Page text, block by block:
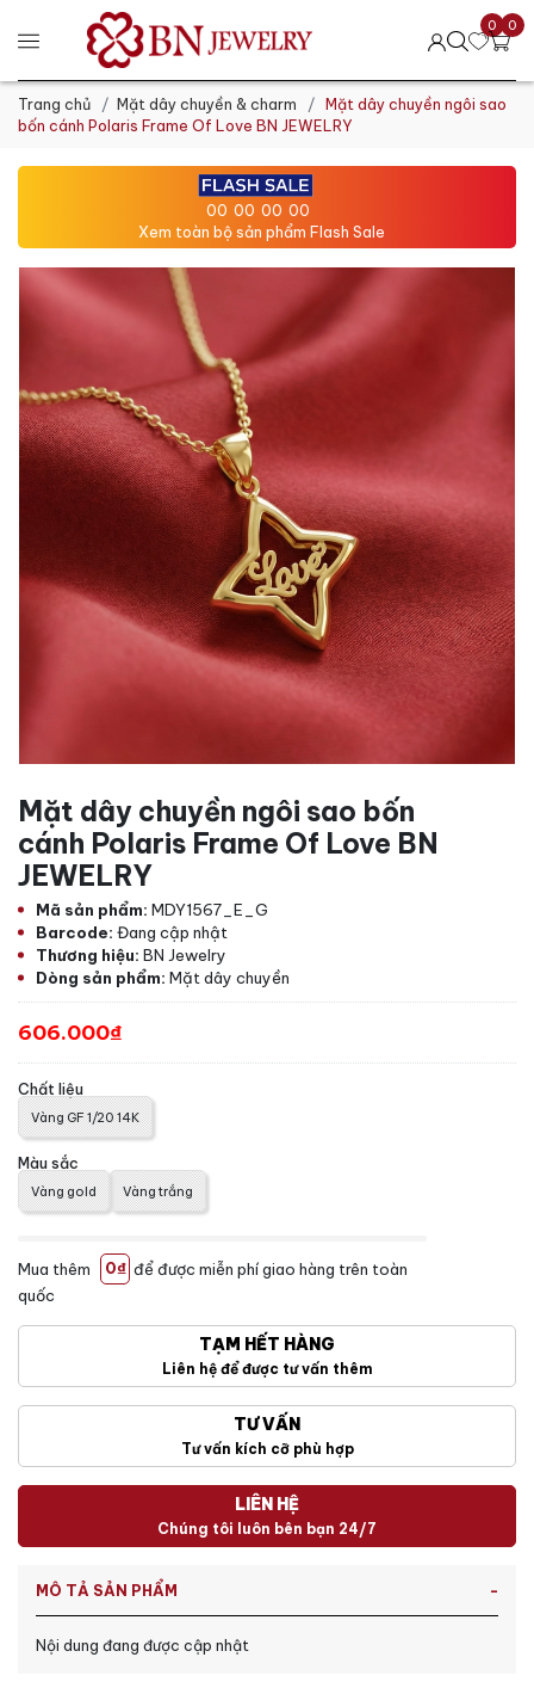
0 0
Trang chủ Mặt dây chuyền & charm
Mặt dây chuyền ngôi sao
bốn cánh Polaris Frame Of Love BN JEWELRY
00 00 00 00
Xem toàn bộ sản phẩm Flash Sale
Mặt dây chuyền ngôi sao bốn
cánh Polaris Frame Of Love BN
JEWELRY
Mã sản phẩm: MDY1567_E_G
Barcode: Đang cập nhật
Thương hiệu: BN Jewelry
Dòng sản phẩm: Mặt dây chuyền
606.000₫
Chất liệu
Vàng GF 1/20 14K
Màu sắc
Vàng gold Vàng trắng
Mua thêm 0₫ để được miễn phí giao hàng trên toàn
quốc
TẠM HẾT HÀNG
Liên hệ để được tư vấn thêm
TƯ VẤN
Tư vấn kích cỡ phù hợp
LIÊN HỆ
Chúng tôi luôn bên bạn 24/7
MÔ TẢ SẢN PHẨM
Nội dung đang được cập nhật